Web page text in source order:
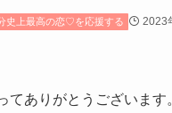
史上最高の恋♡を応援する 2023
てありがとうございます